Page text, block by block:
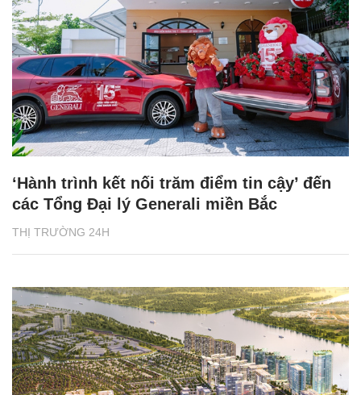
THỊ TRƯỜNG 24H
‘Hành trình kết nối trăm điểm tin cậy’ đến
các Tổng Đại lý Generali miền Bắc